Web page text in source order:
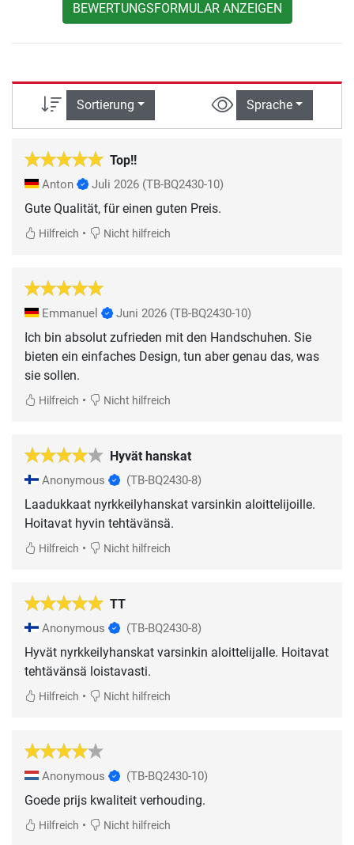
BEWERTUNGSFORMULAR ANZEIGEN
Sortierung Sprache
Top!!
Anton Juli 2026 (TB-BQ2430-10)
Gute Qualität, für einen guten Preis.
Hilfreich • Nicht hilfreich
Emmanuel Juni 2026 (TB-BQ2430-10)
Ich bin absolut zufrieden mit den Handschuhen. Sie
bieten ein einfaches Design, tun aber genau das, was
sie sollen.
Hilfreich • Nicht hilfreich
Hyvät hanskat
Anonymous (TB-BQ2430-8)
Laadukkaat nyrkkeilyhanskat varsinkin aloittelijoille.
Hoitavat hyvin tehtävänsä.
Hilfreich • Nicht hilfreich
TT
Anonymous (TB-BQ2430-8)
Hyvät nyrkkeilyhanskat varsinkin aloittelijalle. Hoitavat
tehtävänsä loistavasti.
Hilfreich • Nicht hilfreich
Anonymous (TB-BQ2430-10)
Goede prijs kwaliteit verhouding.
Hilfreich • Nicht hilfreich